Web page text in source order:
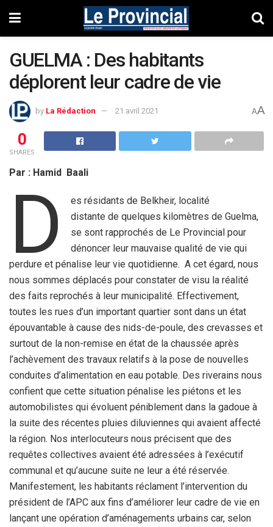
GUELMA : Des habitants
déplorent leur cadre de vie
by La Rédaction 21 avril 2021 AA
0
SHARES
Par : Hamid Baali
D
es résidants de Belkheir, localité
distante de quelques kilomètres de Guelma,
se sont rapprochés de Le Provincial pour
dénoncer leur mauvaise qualité de vie qui
perdure et pénalise leur vie quotidienne. A cet égard, nous
nous sommes déplacés pour constater de visu la réalité
des faits reprochés à leur municipalité. Effectivement,
toutes les rues d’un important quartier sont dans un état
épouvantable à cause des nids-de-poule, des crevasses et
surtout de la non-remise en état de la chaussée après
l’achèvement des travaux relatifs à la pose de nouvelles
conduites d’alimentation en eau potable. Des riverains nous
confient que cette situation pénalise les piétons et les
automobilistes qui évoluent péniblement dans la gadoue à
la suite des récentes pluies diluviennes qui avaient affecté
la région. Nos interlocuteurs nous précisent que des
requêtes collectives avaient été adressées à l’exécutif
communal et qu’aucune suite ne leur a été réservée.
Manifestement, les habitants réclament l’intervention du
président de l’APC aux fins d’améliorer leur cadre de vie en
lançant une opération d’aménagements urbains car, selon